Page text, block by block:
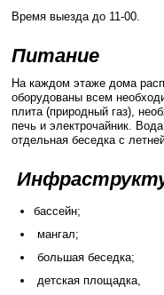
Время выезда до 11-00.
Питание
На каждом этаже дома
оборудованы всем
плита (природный газ),
печь и электрочайник.
отдельная беседка с
бассейн;
мангал;
большая беседка;
детская площадка,